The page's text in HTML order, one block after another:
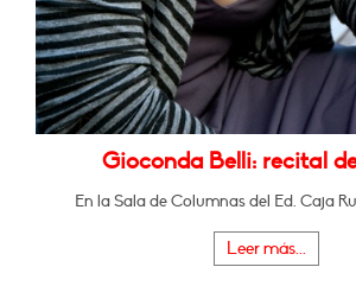
Gioconda Belli: recital
En la Sala de Columnas del Ed. Caja
Leer más...